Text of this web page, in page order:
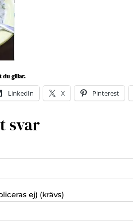
du gillar.
LinkedIn X Pinterest
svar
ej) (krävs)